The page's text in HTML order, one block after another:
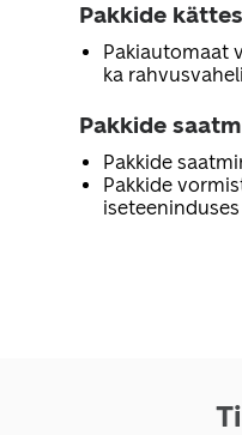
Pakkide
Pakiautomaat
ka
Pakkide
Pakkide
Pakkide
iseteeninduses